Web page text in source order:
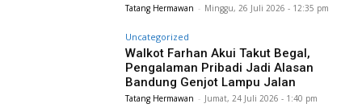
Tatang Hermawan - Minggu, 26 Juli 2026 - 12:35 pm
Uncategorized
Walkot Farhan Akui Takut Begal,
Pengalaman Pribadi Jadi Alasan
Bandung Genjot Lampu Jalan
Tatang Hermawan - Jumat, 24 Juli 2026 - 1:40 pm